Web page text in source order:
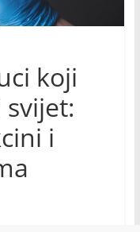
koji
i